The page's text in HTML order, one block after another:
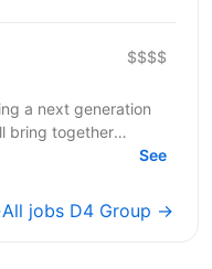
$$$$
a next generation
bring together
bank. It...
See
All jobs D4 Group →